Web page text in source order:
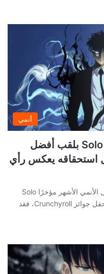
أنمي
أسباب فوز Solo Leveling بلقب أفضل
استحقاقه يعكس رأي
لم يكن مفاجئًا أن يحصد مسلسل الأنمي الأشهر مؤخرًا Solo
Leveling لقب أنمي العام في حفل جوائز Crunchyroll، فقد